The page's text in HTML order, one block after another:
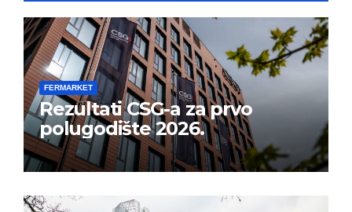
FERMARKET
Rezultati CSG-a za prvo
polugodište 2026.